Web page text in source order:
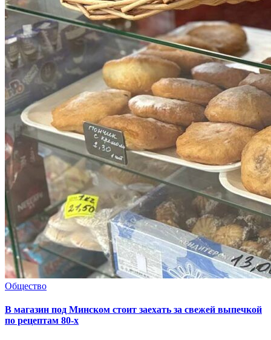
Общество
В магазин под Минском стоит заехать за свежей выпечкой
по рецептам 80-х